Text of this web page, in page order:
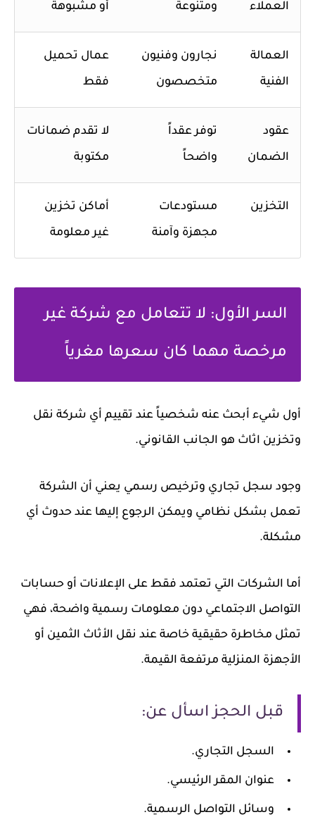
العملاء ومتنوعة أو مشبوهة
العمالة
الفنية
نجارون وفنيون
متخصصون
عمال تحميل
فقط
عقود
الضمان
توفر عقداً
واضحاً
لا تقدم ضمانات
مكتوبة
التخزين مستودعات
مجهزة وآمنة
أماكن تخزين
غير معلومة
السر الأول: لا تتعامل مع شركة غير
مرخصة مهما كان سعرها مغرياً
أول شيء أبحث عنه شخصياً عند تقييم أي شركة نقل
وتخزين اثاث هو الجانب القانوني.
وجود سجل تجاري وترخيص رسمي يعني أن الشركة
تعمل بشكل نظامي ويمكن الرجوع إليها عند حدوث أي
مشكلة.
أما الشركات التي تعتمد فقط على الإعلانات أو حسابات
التواصل الاجتماعي دون معلومات رسمية واضحة، فهي
تمثل مخاطرة حقيقية خاصة عند نقل الأثاث الثمين أو
الأجهزة المنزلية مرتفعة القيمة.
قبل الحجز اسأل عن:
السجل التجاري.
عنوان المقر الرئيسي.
وسائل التواصل الرسمية.